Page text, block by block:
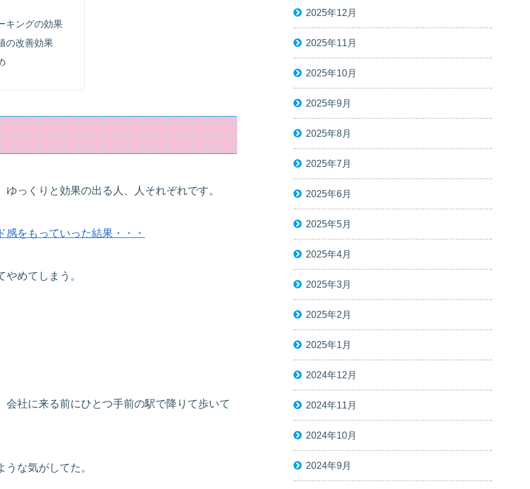
キングの効果
の改善効果
っくりと効果の出る人、人それぞれです。
をもっていった結果・・・
めてしまう。
社に来る前にひとつ手前の駅で降りて歩いて
な気がしてた。
2025年12月
2025年11月
2025年10月
2025年9月
2025年8月
2025年7月
2025年6月
2025年5月
2025年4月
2025年3月
2025年2月
2025年1月
2024年12月
2024年11月
2024年10月
2024年9月